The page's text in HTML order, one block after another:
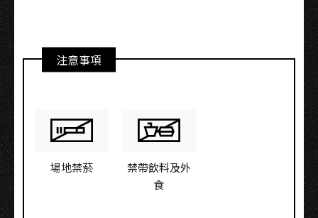
注意事項
場地禁菸
禁帶飲料及外
食